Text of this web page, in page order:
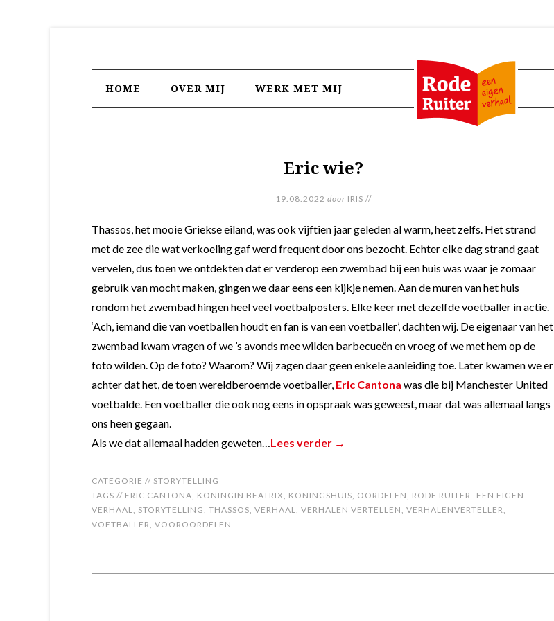
HOME OVER MIJ WERK MET MIJ
Eric wie?
19.08.2022 door IRIS //
Thassos, het mooie Griekse eiland, was ook vijftien jaar geleden al warm, heet zelfs. Het strand
met de zee die wat verkoeling gaf werd frequent door ons bezocht. Echter elke dag strand gaat
vervelen, dus toen we ontdekten dat er verderop een zwembad bij een huis was waar je zomaar
gebruik van mocht maken, gingen we daar eens een kijkje nemen. Aan de muren van het huis
rondom het zwembad hingen heel veel voetbalposters. Elke keer met dezelfde voetballer in actie.
‘Ach, iemand die van voetballen houdt en fan is van een voetballer’, dachten wij. De eigenaar van het
zwembad kwam vragen of we ’s avonds mee wilden barbecueën en vroeg of we met hem op de
foto wilden. Op de foto? Waarom? Wij zagen daar geen enkele aanleiding toe. Later kwamen we er
achter dat het, de toen wereldberoemde voetballer, Eric Cantona was die bij Manchester United
voetbalde. Een voetballer die ook nog eens in opspraak was geweest, maar dat was allemaal langs
ons heen gegaan.
Als we dat allemaal hadden geweten…Lees verder →
CATEGORIE // STORYTELLING
TAGS // ERIC CANTONA, KONINGIN BEATRIX, KONINGSHUIS, OORDELEN, RODE RUITER- EEN EIGEN
VERHAAL, STORYTELLING, THASSOS, VERHAAL, VERHALEN VERTELLEN, VERHALENVERTELLER,
VOETBALLER, VOOROORDELEN